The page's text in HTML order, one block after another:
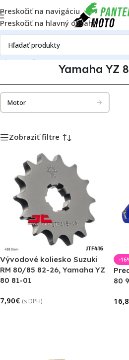
Preskočiť na navigáciu
Preskočiť na hlavný obsah
Katalóg motoriekYamaha
Yamaha YZ
Motor
Zobraziť filtre
Vývodové koliesko Suzuki
RM 80/85 82-26, Yamaha YZ
80 81-01
7,90€ (s DPH)
-
80